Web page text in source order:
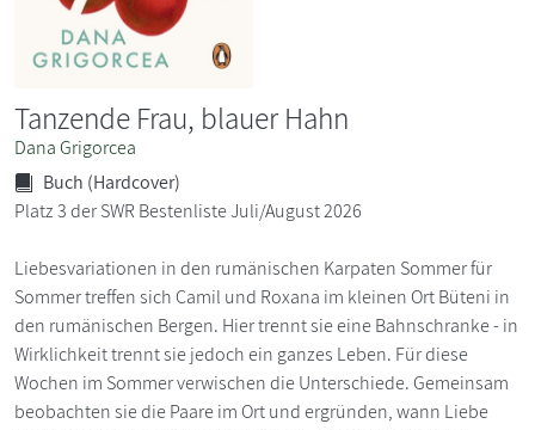
Tanzende Frau, blauer Hahn
Dana Grigorcea
Buch (Hardcover)
Platz 3 der SWR Bestenliste Juli/August 2026
Liebesvariationen in den rumänischen Karpaten Sommer für
Sommer treffen sich Camil und Roxana im kleinen Ort Büteni in
den rumänischen Bergen. Hier trennt sie eine Bahnschranke - in
Wirklichkeit trennt sie jedoch ein ganzes Leben. Für diese
Wochen im Sommer verwischen die Unterschiede. Gemeinsam
beobachten sie die Paare im Ort und ergründen, wann Liebe